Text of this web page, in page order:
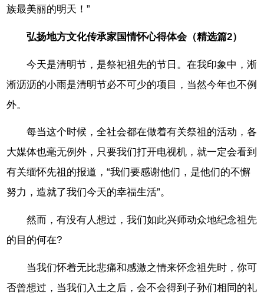
族最美丽的明天！”
弘扬地方文化传承家国情怀心得体会（精选篇2）
今天是清明节，是祭祀祖先的节日。在我印象中，淅
淅沥沥的小雨是清明节必不可少的项目，当然今年也不例
外。
每当这个时候，全社会都在做着有关祭祖的活动，各
大媒体也毫无例外，只要我们打开电视机，就一定会看到
有关缅怀先祖的报道，“我们要感谢他们，是他们的不懈
努力，造就了我们今天的幸福生活”。
然而，有没有人想过，我们如此兴师动众地纪念祖先
的目的何在?
当我们怀着无比悲痛和感激之情来怀念祖先时，你可
否曾想过，当我们入土之后，会不会得到子孙们相同的礼